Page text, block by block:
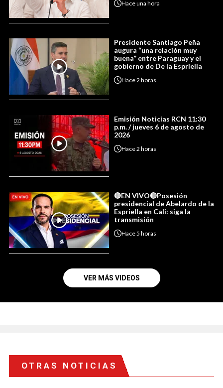
Haceuna hora
Presidente Santiago Peña
augura “una relación muy
buena” entre Paraguay y el
gobierno de De la Espriella
Hace2 horas
Emisión Noticias RCN 11:30
p.m. / jueves 6 de agosto de
2026
Hace2 horas
🔴EN VIVO🔴Posesión
presidencial de Abelardo de la
Espriella en Cali: siga la
transmisión
Hace5 horas
VER MÁS VIDEOS
OTRAS NOTICIAS